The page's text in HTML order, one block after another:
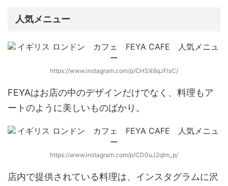
人気メニュー
https://www.instagram.com/p/CHSX6qJFlsC/
FEYAはお店の中のデザインだけでなく、 料理もア
ートのように美しいものばかり。
https://www.instagram.com/p/CD0uJ2qlm_p/
店内で提供されている料理は、インスタグラムに沢